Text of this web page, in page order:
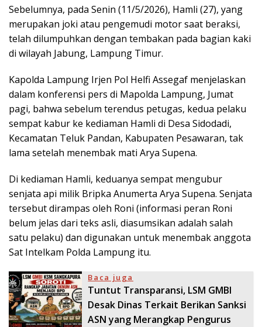
Sebelumnya, pada Senin (11/5/2026), Hamli (27), yang
merupakan joki atau pengemudi motor saat beraksi,
telah dilumpuhkan dengan tembakan pada bagian kaki
di wilayah Jabung, Lampung Timur.
Kapolda Lampung Irjen Pol Helfi Assegaf menjelaskan
dalam konferensi pers di Mapolda Lampung, Jumat
pagi, bahwa sebelum terendus petugas, kedua pelaku
sempat kabur ke kediaman Hamli di Desa Sidodadi,
Kecamatan Teluk Pandan, Kabupaten Pesawaran, tak
lama setelah menembak mati Arya Supena.
Di kediaman Hamli, keduanya sempat mengubur
senjata api milik Bripka Anumerta Arya Supena. Senjata
tersebut dirampas oleh Roni (informasi peran Roni
belum jelas dari teks asli, diasumsikan adalah salah
satu pelaku) dan digunakan untuk menembak anggota
Sat Intelkam Polda Lampung itu.
Baca juga
Tuntut Transparansi, LSM GMBI
Desak Dinas Terkait Berikan Sanksi
ASN yang Merangkap Pengurus